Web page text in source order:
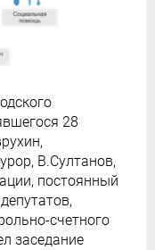
28
В.Султанов,
постоянный
счетного
заседание